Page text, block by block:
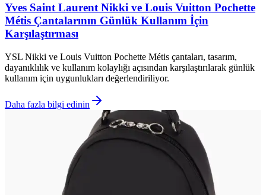
Yves Saint Laurent Nikki ve Louis Vuitton Pochette
Métis Çantalarının Günlük Kullanım İçin
Karşılaştırması
YSL Nikki ve Louis Vuitton Pochette Métis çantaları, tasarım,
dayanıklılık ve kullanım kolaylığı açısından karşılaştırılarak günlük
kullanım için uygunlukları değerlendiriliyor.
Daha fazla bilgi edinin